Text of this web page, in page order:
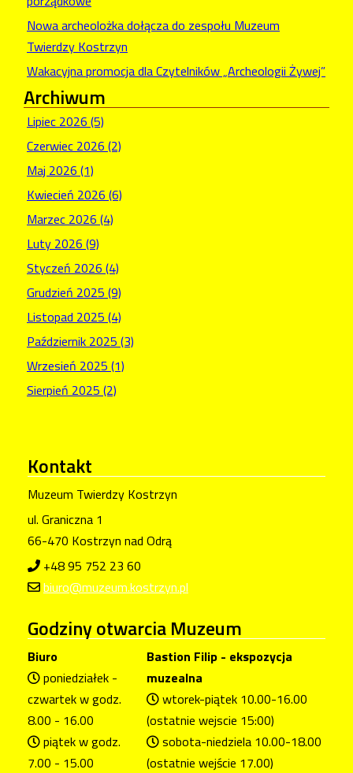
Nowa archeolożka dołącza do zespołu Muzeum
Twierdzy Kostrzyn
Wakacyjna promocja dla Czytelników „Archeologii Żywej”
Archiwum
Lipiec 2026 (5)
Czerwiec 2026 (2)
Maj 2026 (1)
Kwiecień 2026 (6)
Marzec 2026 (4)
Luty 2026 (9)
Styczeń 2026 (4)
Grudzień 2025 (9)
Listopad 2025 (4)
Październik 2025 (3)
Wrzesień 2025 (1)
Sierpień 2025 (2)
Kontakt
Muzeum Twierdzy Kostrzyn
ul. Graniczna 1
66-470 Kostrzyn nad Odrą
+48 95 752 23 60
biuro@muzeum.kostrzyn.pl
Godzinyotwarcia Muzeum
Biuro
poniedziałek -
czwartek w godz.
8.00 - 16.00
piątek w godz.
7.00 - 15.00
Bastion Filip - ekspozycja
muzealna
wtorek-piątek 10.00-16.00
(ostatnie wejscie 15:00)
sobota-niedziela 10.00-18.00
(ostatnie wejście 17.00)